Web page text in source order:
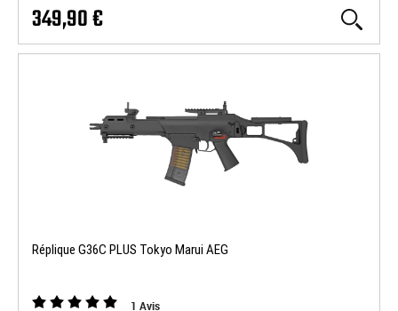
349,90 €
Réplique G36C PLUS Tokyo Marui AEG
1 Avis